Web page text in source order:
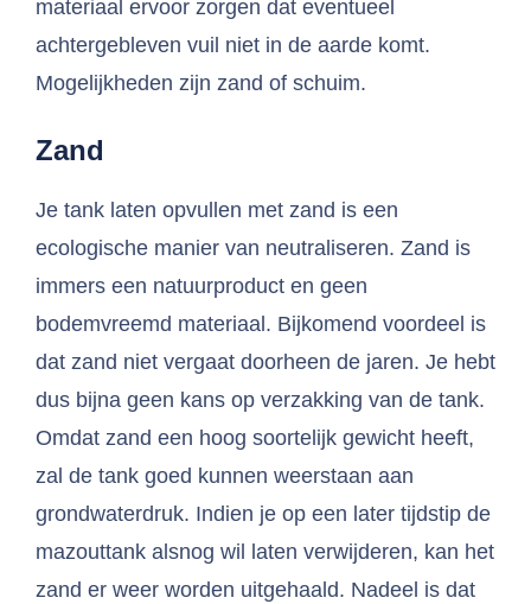
materiaal ervoor zorgen dat eventueel
achtergebleven vuil niet in de aarde komt.
Mogelijkheden zijn zand of schuim.
Zand
Je tank laten opvullen met zand is een
ecologische manier van neutraliseren. Zand is
immers een natuurproduct en geen
bodemvreemd materiaal. Bijkomend voordeel is
dat zand niet vergaat doorheen de jaren. Je hebt
dus bijna geen kans op verzakking van de tank.
Omdat zand een hoog soortelijk gewicht heeft,
zal de tank goed kunnen weerstaan aan
grondwaterdruk. Indien je op een later tijdstip de
mazouttank alsnog wil laten verwijderen, kan het
zand er weer worden uitgehaald. Nadeel is dat